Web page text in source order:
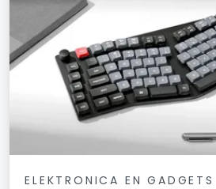
ELEKTRONICA EN GADGETS